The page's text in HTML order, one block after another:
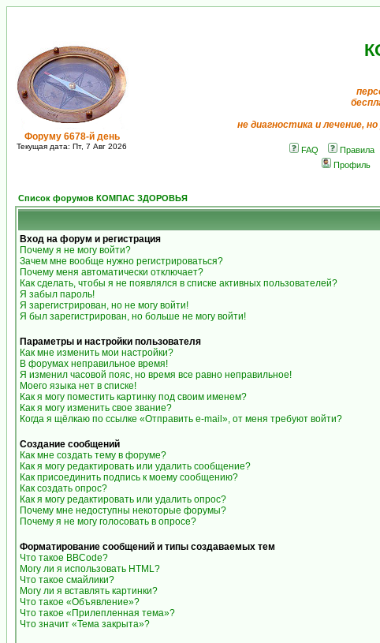
Форуму 6678-й день
Текущая дата: Пт, 7 Авг 2026
не диагностика и лечение,
FAQ Правила
Профиль
Список форумов КОМПАС ЗДОРОВЬЯ
Вход на форум и регистрация
Почему я не могу войти?
Зачем мне вообще нужно регистрироваться?
Почему меня автоматически отключает?
Как сделать, чтобы я не появлялся в списке активных пользователей?
Я забыл пароль!
Я зарегистрирован, но не могу войти!
Я был зарегистрирован, но больше не могу войти!
Параметры и настройки пользователя
Как мне изменить мои настройки?
В форумах неправильное время!
Я изменил часовой пояс, но время все равно неправильное!
Моего языка нет в списке!
Как я могу поместить картинку под своим именем?
Как я могу изменить свое звание?
Когда я щёлкаю по ссылке «Отправить e-mail», от меня требуют войти?
Создание сообщений
Как мне создать тему в форуме?
Как я могу редактировать или удалить сообщение?
Как присоединить подпись к моему сообщению?
Как создать опрос?
Как я могу редактировать или удалить опрос?
Почему мне недоступны некоторые форумы?
Почему я не могу голосовать в опросе?
Форматирование сообщений и типы создаваемых тем
Что такое BBCode?
Могу ли я использовать HTML?
Что такое смайлики?
Могу ли я вставлять картинки?
Что такое «Объявление»?
Что такое «Прилепленная тема»?
Что значит «Тема закрыта»?